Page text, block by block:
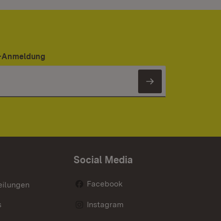
Newsletter
Social Media
Facebook
Instagram